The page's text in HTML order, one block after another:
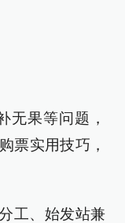
无果等问题，
票实用技巧，
工、始发站兼